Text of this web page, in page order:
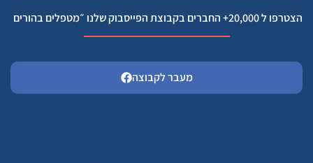
הצטרפו ל 20,000+ החברים בקבוצת הפייסבוק שלנו ״מטפלים בהורים
מעבר לקבוצה